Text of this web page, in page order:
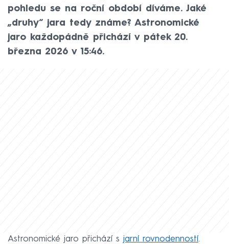
pohledu se na roční období díváme. Jaké
„druhy“ jara tedy známe? Astronomické
jaro každopádně přichází v pátek 20.
března 2026 v 15:46.
Astronomické jaro přichází s jarní rovnodenností.